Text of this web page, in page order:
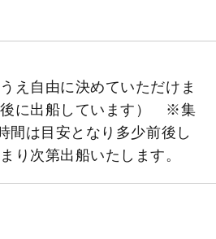
え自由に決めていただけま
後に出船しています） ※集
間は目安となり多少前後し
り次第出船いたします。